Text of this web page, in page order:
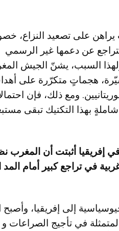
يراهن على تصعيد النزاع،
عن دعمها غير الرسمي
السبب، يشنّ الجيش
هجماتٍ متكرّرة على
ومع ذلك، فإن
بهذا التكتيك تبقى
إفريقيا أثبتت أن المغرب
في تراجع كبير أمام
إلى إفريقيا،
في تأجيج الصراعات